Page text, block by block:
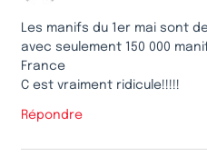
Les manifs du 1er mai sont
avec seulement 150 000
France
C est vraiment ridicule!!!!!
Répondre